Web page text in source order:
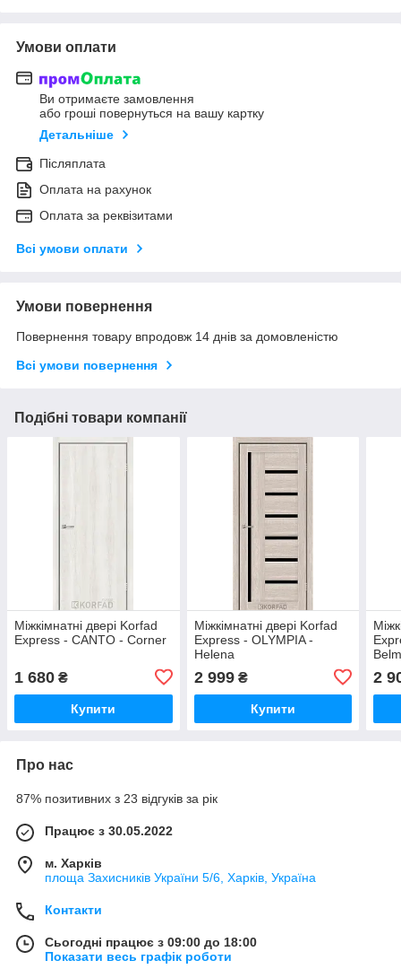
Умови оплати
Ви отримаєте замовлення
або гроші повернуться на вашу картку
Детальніше
Післяплата
Оплата на рахунок
Оплата за реквізитами
Всі умови оплати
Умови повернення
Повернення товару впродовж 14 днів за домовленістю
Всі умови повернення
Подібні товари компанії
Міжкімнатні двері Korfad
Express - CANTO - Corner
1 680 ₴
Купити
Міжкімнатні двері Korfad
Express - OLYMPIA -
Helena
2 999₴
Купити
2
Про нас
87% позитивних з 23 відгуків за рік
Працює з 30.05.2022
м. Харків
площа Захисників України 5/6, Харків, Україна
Контакти
Сьогодні працює з 09:00 до 18:00
Показати весь графік роботи